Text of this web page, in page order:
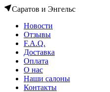
Саратов и Энгельс
Новости
Отзывы
F.A.Q.
Доставка
Оплата
О нас
Наши салоны
Контакты